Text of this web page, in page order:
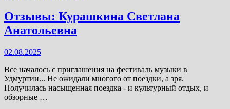
Тутаева
Л.В.
Отзывы: Курашкина Светлана
Анатольевна
02.08.2025
Все началось с приглашения на фестиваль музыки в
Удмуртии... Не ожидали многого от поездки, а зря.
Получилась насыщенная поездка - и культурный отдых, и
обзорные …